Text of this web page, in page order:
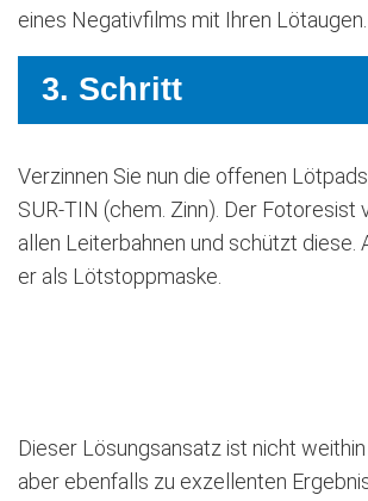
eines Negativfilms mit Ihren Lötaugen.
3. Schritt
Verzinnen Sie nun die offenen
SUR-TIN (chem. Zinn). Der Fotoresist
allen Leiterbahnen und schützt diese.
er als Lötstoppmaske.
Dieser Lösungsansatz ist nicht
aber ebenfalls zu exzellenten